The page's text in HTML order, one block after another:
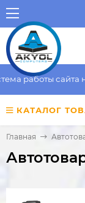
сайта не
КАТАЛОГ
Главная